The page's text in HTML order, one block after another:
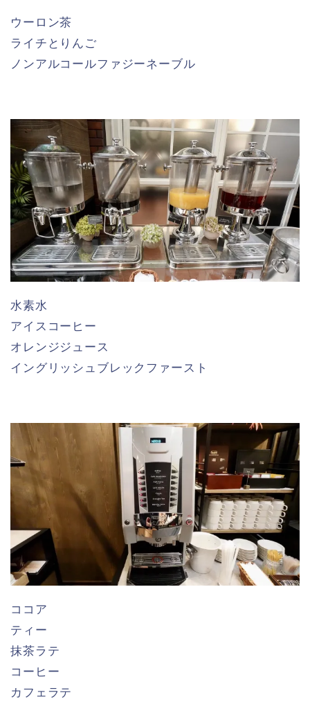
ウーロン茶
ライチとりんご
ノンアルコールファジーネーブル
水素水
アイスコーヒー
オレンジジュース
イングリッシュブレックファースト
ココア
ティー
抹茶ラテ
コーヒー
カフェラテ